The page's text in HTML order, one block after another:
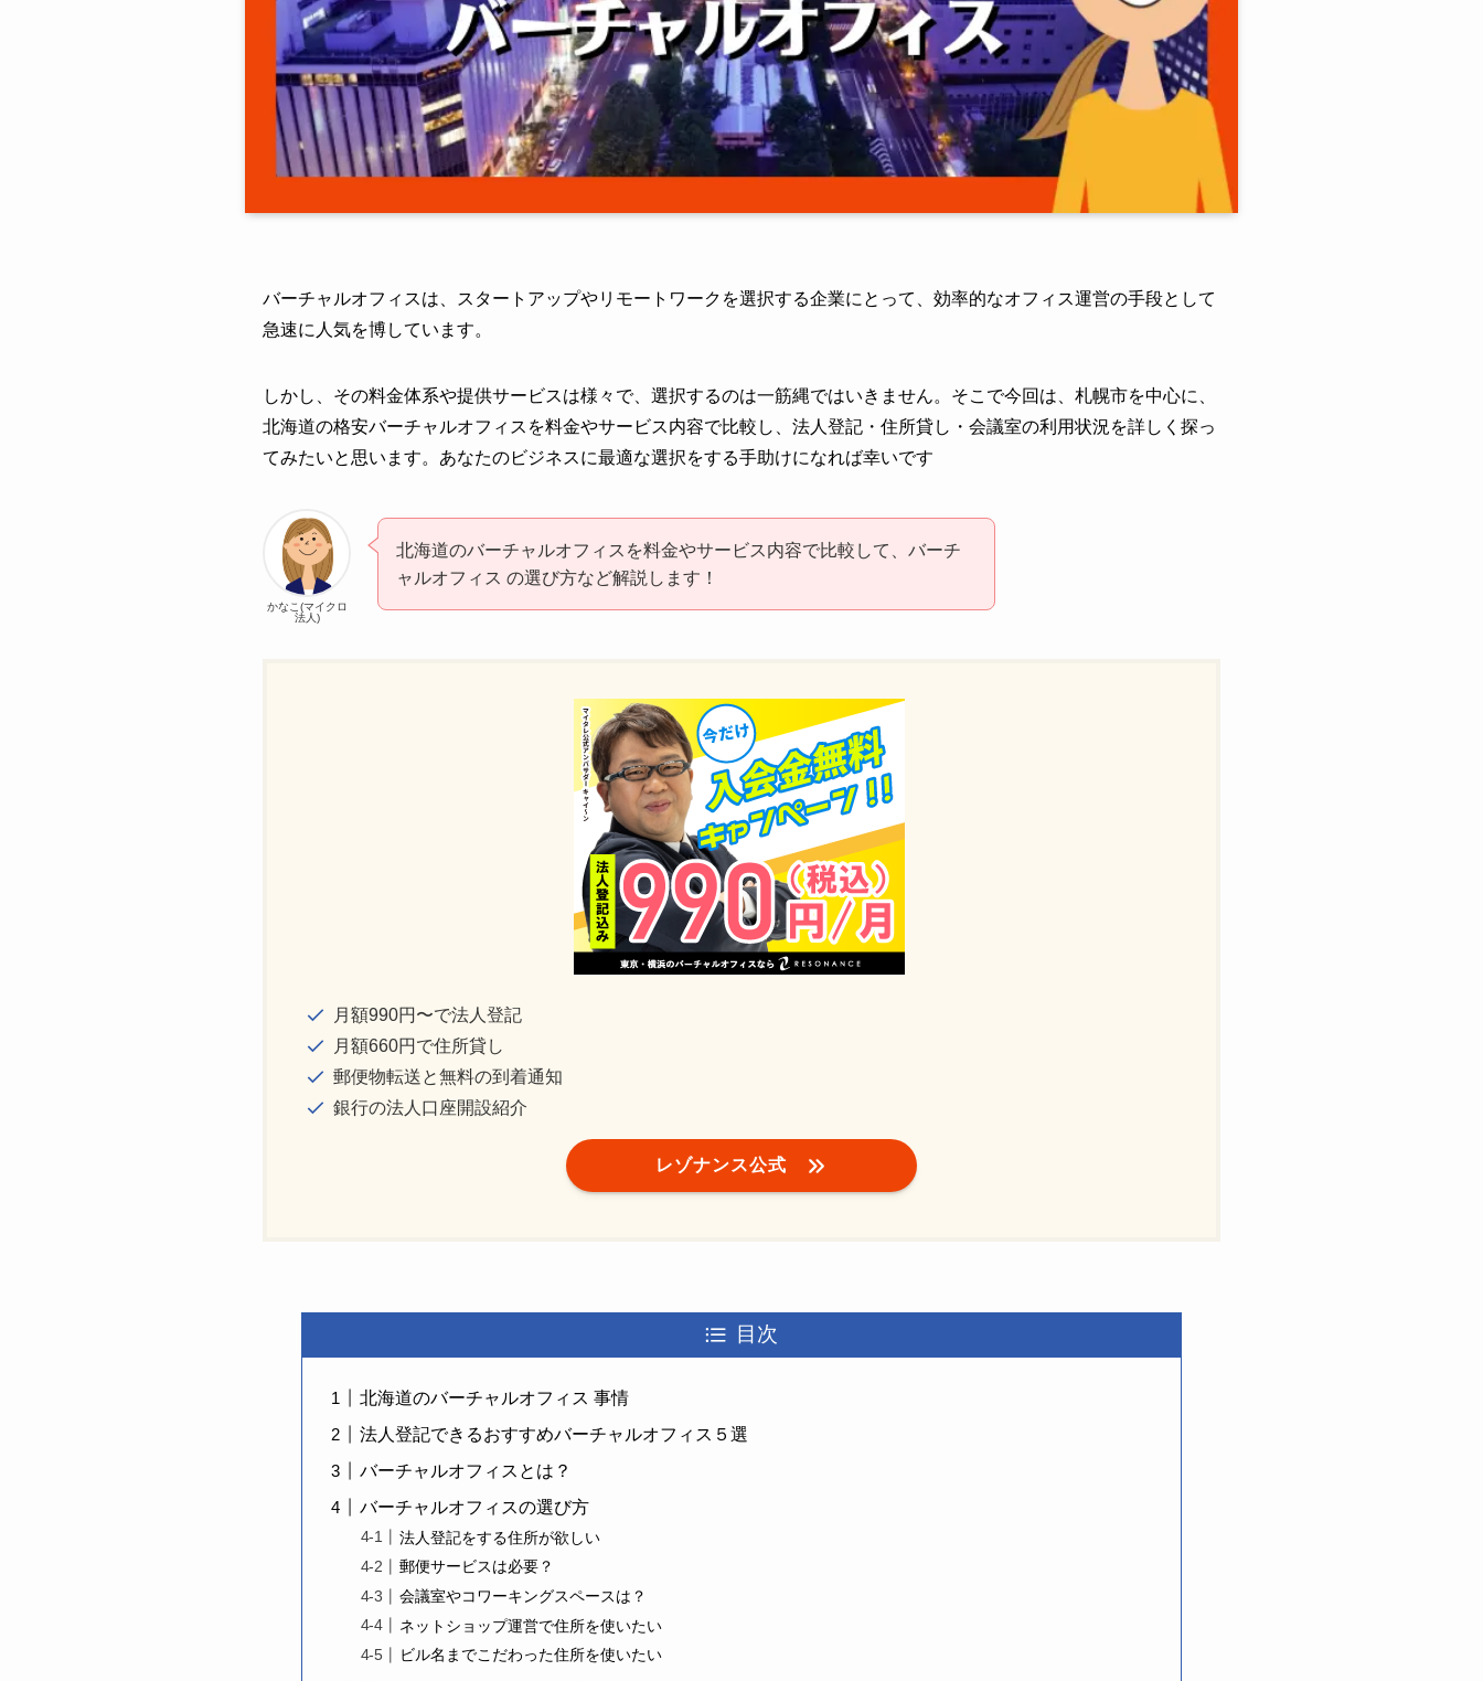
バーチャルオフィスは、スタートアップやリモートワークを選択する企業にとって、効率的なオフィス運営の手段として
急速に人気を博しています。
しかし、その料金体系や提供サービスは様々で、選択するのは一筋縄ではいきません。そこで今回は、札幌市を中心に、
北海道の格安バーチャルオフィスを料金やサービス内容で比較し、法人登記・住所貸し・会議室の利用状況を詳しく探っ
てみたいと思います。あなたのビジネスに最適な選択をする手助けになれば幸いです
かなこ(マイクロ
法人)
北海道のバーチャルオフィスを料金やサービス内容で比較して、バーチ
ャルオフィス の選び方など解説します！
月額990円〜で法人登記
月額660円で住所貸し
郵便物転送と無料の到着通知
銀行の法人口座開設紹介
レゾナンス公式
目次
北海道のバーチャルオフィス 事情
法人登記できるおすすめバーチャルオフィス５選
バーチャルオフィスとは？
バーチャルオフィスの選び方
法人登記をする住所が欲しい
郵便サービスは必要？
会議室やコワーキングスペースは？
ネットショップ運営で住所を使いたい
ビル名までこだわった住所を使いたい